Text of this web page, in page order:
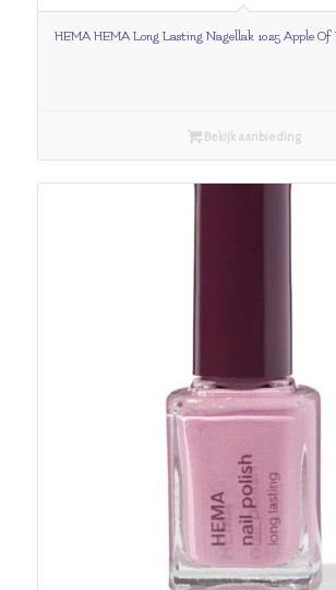
HEMA HEMA Long Lasting Nagellak 1025 Apple Of
Bekijk aanbieding